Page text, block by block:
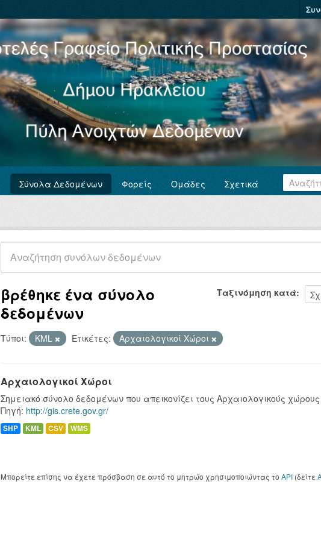
Σύνολα Δεδομένων Φορείς Ομάδες Σχετικά
Ταξινόμηση κατά
βρέθηκε ένα σύνολο
δεδομένων
Τύποι: KML Ετικέτες: Αρχαιολογικοί Χώροι
Αρχαιολογικοί Χώροι
Σημειακό σύνολο δεδομένων που απεικονίζει τους Αρχαιολογικούς
Πηγή: http://gis.crete.gov.gr/
SHP KML CSV WMS
Μπορείτε επίσης να έχετε πρόσβαση σε αυτό το μητρώο χρησιμοποιώντας το API (δείτε